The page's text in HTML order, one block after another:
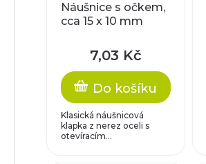
Náušnice s očkem,
cca 15 x 10 mm
7,03 Kč
Do košíku
Klasická náušnicová
klapka z nerez oceli s
otevíracím...